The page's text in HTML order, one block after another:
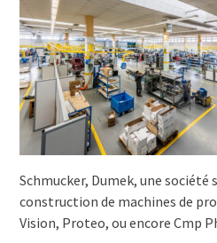
Schmucker, Dumek, une société
construction de machines de
Vision, Proteo, ou encore Cmp